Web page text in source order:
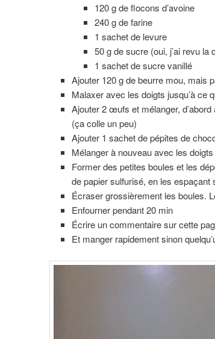
120 g de flocons d’avoine
240 g de farine
1 sachet de levure
50 g de sucre (oui, j’ai revu la
1 sachet de sucre vanillé
Ajouter 120 g de beurre mou, mais
Malaxer avec les doigts jusqu’à ce
Ajouter 2 œufs et mélanger,
(ça colle un peu)
Ajouter 1 sachet de pépites de
Mélanger à nouveau avec les
Former des petites boules et les
de papier sulfurisé, en les espaçant
Écraser grossièrement les boules.
Enfourner pendant 20 min
Écrire un commentaire sur cette
Et manger rapidement sinon